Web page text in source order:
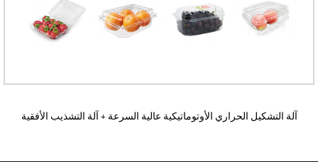
آلة التشكيل الحراري الأوتوماتيكية عالية السرعة + آلة